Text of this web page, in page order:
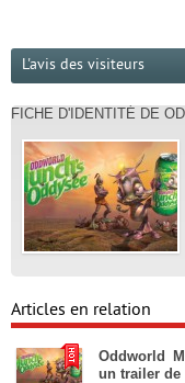
L'avis des visiteurs
FICHE D'IDENTITÉ DE
Articles en relation
Oddworld
un trailer de